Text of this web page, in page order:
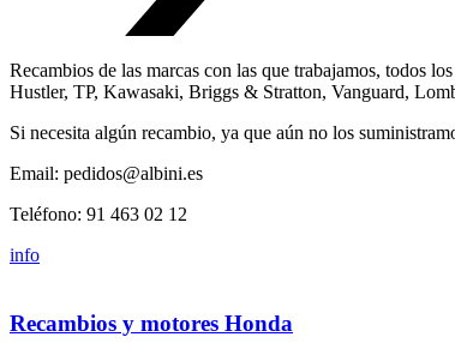
Recambios de las marcas con las que trabajamos, todos
Hustler, TP, Kawasaki, Briggs & Stratton, Vanguard,
Si necesita algún recambio, ya que aún no los
Email: pedidos@albini.es
Teléfono: 91 463 02 12
info
Recambios y motores Honda